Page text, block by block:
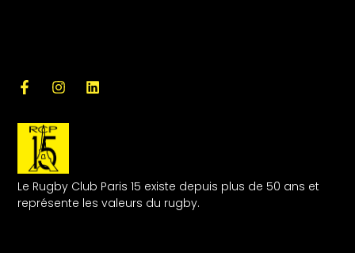
Le Rugby Club Paris 15 existe depuis plus de 50 ans et
représente les valeurs du rugby.